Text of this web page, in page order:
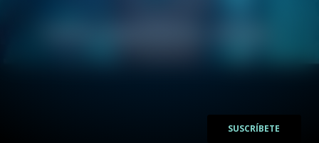
SUSCRÍBETE